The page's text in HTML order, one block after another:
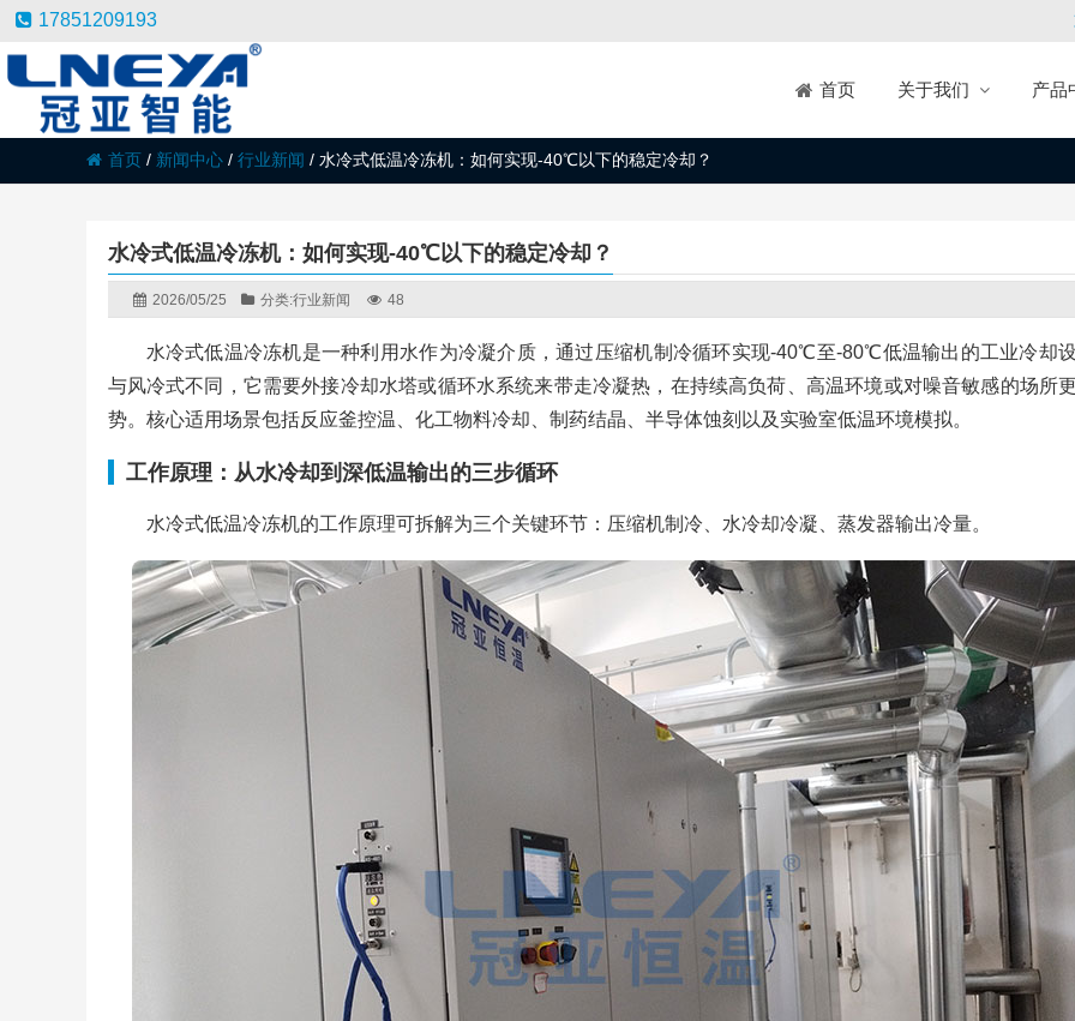
17851209193
首页 关于我们 产品
首页 / 新闻中心 / 行业新闻 / 水冷式低温冷冻机：如何实现-40℃以下的稳定冷却？
水冷式低温冷冻机：如何实现-40℃以下的稳定冷却？
2026/05/25 分类:行业新闻 48
水冷式低温冷冻机是一种利用水作为冷凝介质，通过压缩机制冷循环实现-40℃至-80℃低温输出的工业冷却
与风冷式不同，它需要外接冷却水塔或循环水系统来带走冷凝热，在持续高负荷、高温环境或对噪音敏感的场所
势。核心适用场景包括反应釜控温、化工物料冷却、制药结晶、半导体蚀刻以及实验室低温环境模拟。
工作原理：从水冷却到深低温输出的三步循环
水冷式低温冷冻机的工作原理可拆解为三个关键环节：压缩机制冷、水冷却冷凝、蒸发器输出冷量。